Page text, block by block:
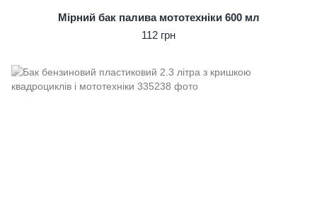
Мірний бак палива мототехніки 600 мл
112 грн